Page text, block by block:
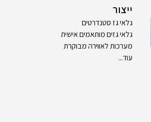
ייצור
גלאי גז סטנדרטים
גלאי גזים מותאמים אישית
מערכות לאווירה מבוקרת
עוד...